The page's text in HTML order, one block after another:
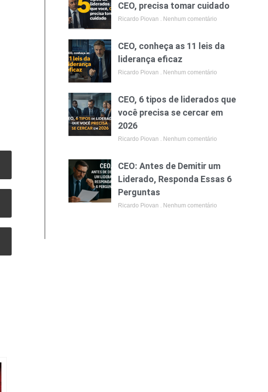
CEO, precisa tomar cuidado
Ricardo Piovan Nenhum comentário
CEO, conheça as 11 leis da
liderança eficaz
Ricardo Piovan Nenhum comentário
CEO, 6 tipos de liderados que
você precisa se cercar em
2026
Ricardo Piovan Nenhum comentário
CEO: Antes de Demitir um
Liderado, Responda Essas 6
Perguntas
Ricardo Piovan Nenhum comentário